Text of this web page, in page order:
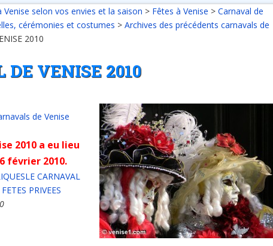
Venise selon vos envies et la saison > Fêtes à Venise > Carnaval de
cérémonies et costumes > Archives des précédents carnavals de
2010
DE VENISE 2010
de Venise
2010 a eu lieu
février 2010.
LE CARNAVAL
PRIVEES